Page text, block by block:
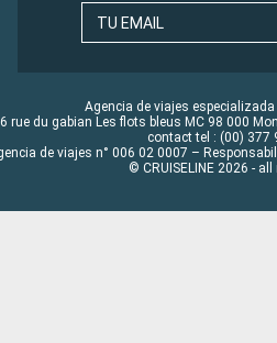
TU EMAIL
Agencia de viajes especializada
rue du gabian Les flots bleus MC 98 000
contact tel : (00) 377
de viajes n° 006 02 0007 –
© CRUISELINE 2026 -